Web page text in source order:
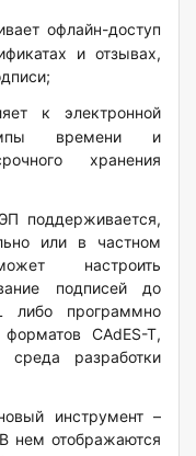
офлайн-доступ
и отзывах,
к электронной
времени и
хранения
поддерживается,
или в частном
настроить
подписей до
либо программно
CAdES-T,
среда разработки
инструмент –
нем отображаются